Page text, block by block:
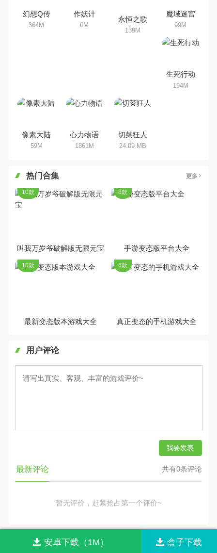
集，欢迎大家前来选择下载体验
幻想Q传
364M
作妖计
0M
永恒之歌
139M
魔域迷宫
99M
生死行动
194M
像素大陆
59M
心力物语
1861M
切菜狂人
24.09 MB
热门合集 更多
叫我万岁爷破解版无限元宝
10款
手游变态版平台大全
8款
最新变态版本游戏大全
10款
真正变态的手机游戏大全
6款
用户评论
我要发表
最新评论 共有0条评论
暂无评价，赶紧抢占第一个评价~
网站首页 网站导航 关于我们
安卓下载（1M） 盒子下载